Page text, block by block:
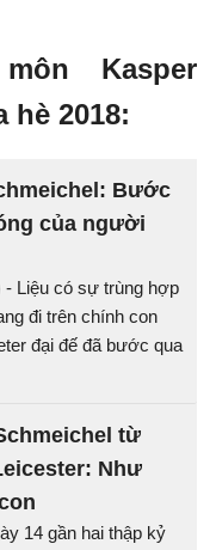
Kasper
hè 2018:
Bước
của người
- Liệu có sự trùng hợp
đi trên chính con
đại đế đã bước qua
từ
Như
14 gần hai thập kỷ